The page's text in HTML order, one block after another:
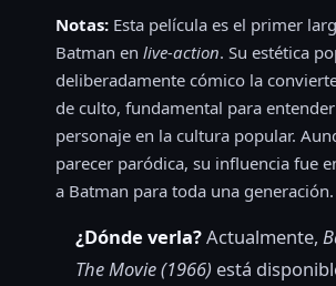
Notas: Esta película es el primer
Batman en live-action. Su estética
deliberadamente cómico la
de culto, fundamental para
personaje en la cultura popular.
parecer paródica, su influencia fue
a Batman para toda una generación.
¿Dónde verla?Actualmente,
The Movie (1966) está